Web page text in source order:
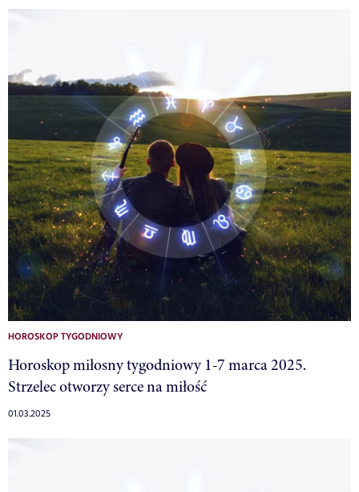
HOROSKOP TYGODNIOWY
Horoskop miłosny tygodniowy 1-7 marca 2025.
Strzelec otworzy serce na miłość
01.03.2025